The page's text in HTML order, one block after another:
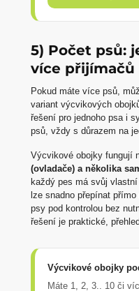
5) Počet psů:
více přijímačů
Pokud máte více psů,
variant výcvikových
řešení pro jednoho psa i
psů, vždy s důrazem na
Výcvikové obojky fungují
(ovladače) a několika
každý pes má svůj
lze snadno přepínat
psy pod kontrolou bez
řešení je praktické,
Výcvikové obojky
Máte 1, 2, 3.. 10 či